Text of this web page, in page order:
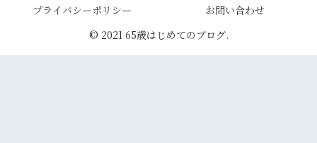
プライバシーポリシー
お問い合わせ
© 2021 65歳はじめてのブログ.